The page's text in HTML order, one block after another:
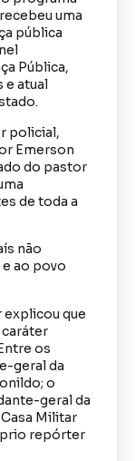
uma
pública
Pública,
e atual
policial,
Emerson
do pastor
de toda a
não
ao povo
explicou que
caráter
os
geral da
o
geral da
Militar
repórter